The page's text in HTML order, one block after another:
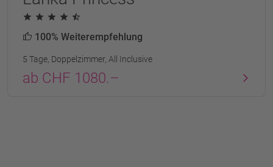
100% Weiterempfehlung
5 Tage, Doppelzimmer, All Inclusive
ab CHF 1080.–